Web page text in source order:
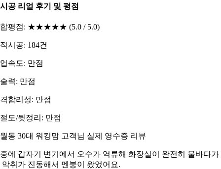
공 리얼 후기 및 평점
평점: ★★★★★ (5.0 / 5.0)
시공: 184건
속도: 만점
력: 만점
합리성: 만점
도/뒷정리: 만점
동 30대 워킹맘 고객님 실제 영수증 리뷰
에 갑자기 변기에서 오수가 역류해 화장실이 완전히 물바다가
악취가 진동해서 멘붕이 왔었어요.